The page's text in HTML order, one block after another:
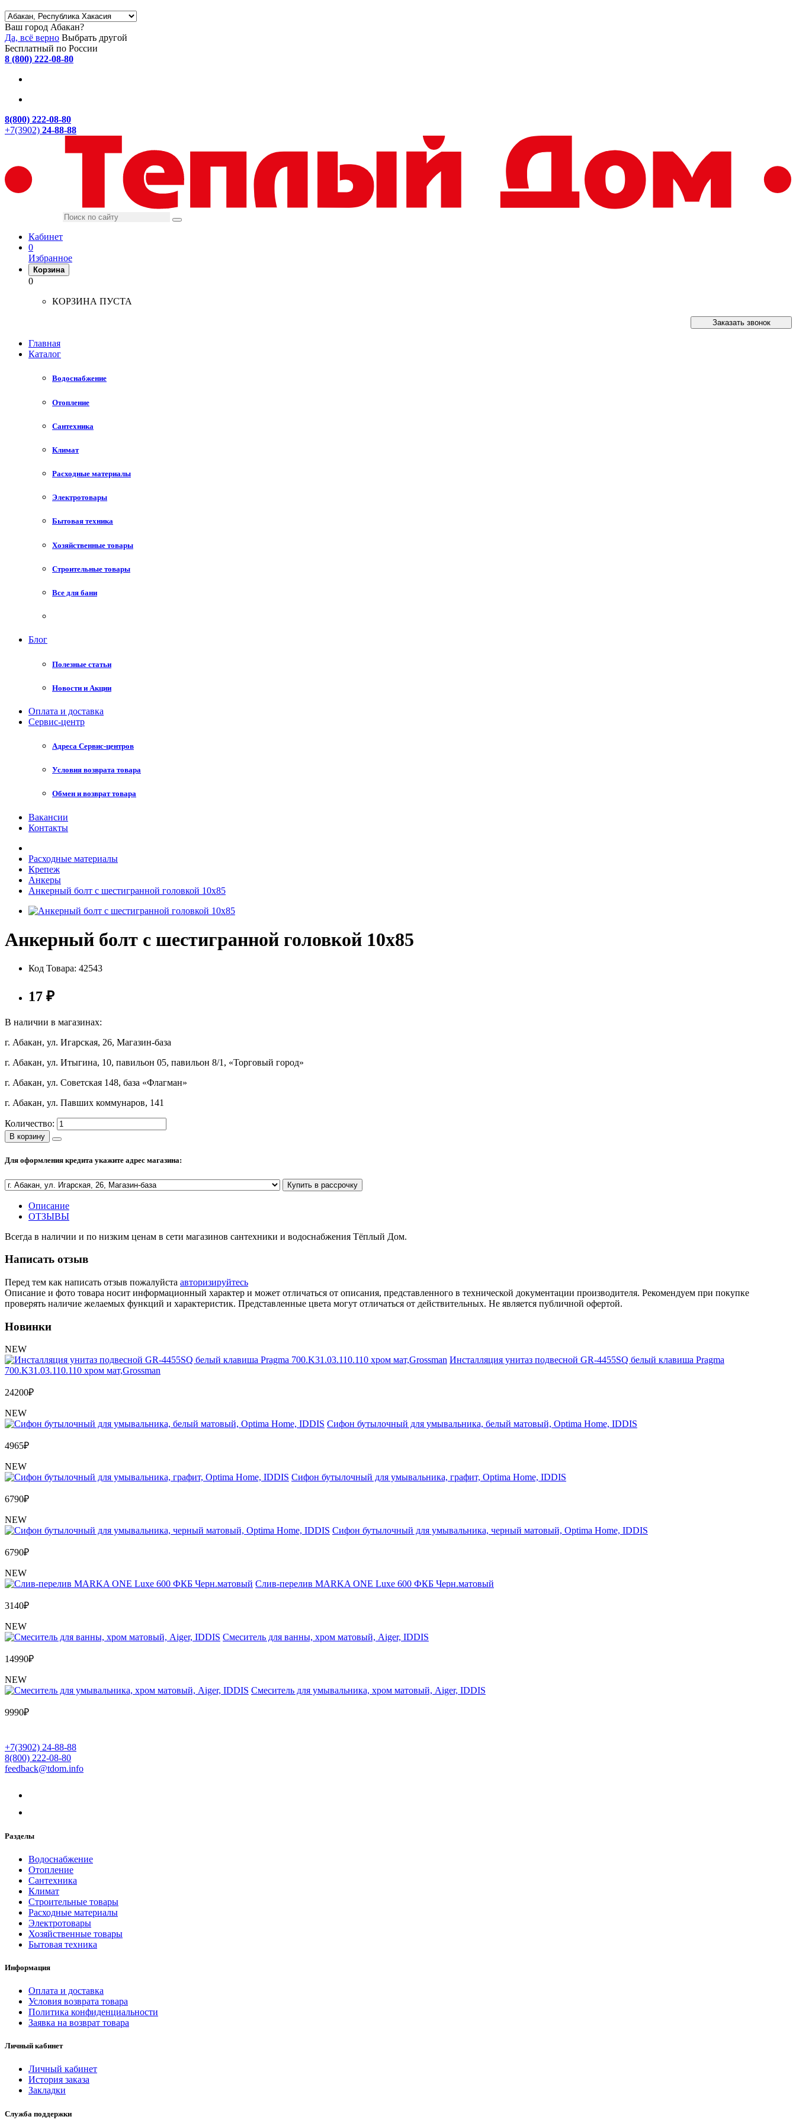
Ваш город Абакан?
Да, всё верно Выбрать другой
Бесплатный по России
8 (800) 222-08-80
8(800) 222-08-80
+7(3902) 24-88-88
Кабинет
0
Избранное
Корзина
0
КОРЗИНА ПУСТА
Заказать звонок
Главная
Каталог
Водоснабжение
Отопление
Сантехника
Климат
Расходные материалы
Электротовары
Бытовая техника
Хозяйственные товары
Строительные товары
Все для бани
Блог
Полезные статьи
Новости и Акции
Оплата и доставка
Сервис-центр
Адреса Сервис-центров
Условия возврата товара
Обмен и возврат товара
Вакансии
Контакты
Расходные материалы
Крепеж
Анкеры
Анкерный болт с шестигранной головкой 10х85
Анкерный болт с шестигранной головкой 10х85
Код Товара: 42543
17 ₽
В наличии в магазинах:
г. Абакан, ул. Игарская, 26, Магазин-база
г. Абакан, ул. Итыгина, 10, павильон 05, павильон 8/1, «Торговый город»
г. Абакан, ул. Советская 148, база «Флагман»
г. Абакан, ул. Павших коммунаров, 141
Количество:
В корзину
Для оформления кредита укажите адрес магазина:
Купить в рассрочку
Описание
ОТЗЫВЫ
Всегда в наличии и по низким ценам в сети магазинов сантехники и водоснабжения Тёплый Дом.
Написать отзыв
Перед тем как написать отзыв пожалуйста авторизируйтесь
Описание и фото товара носит информационный характер и может отличаться от описания, представленного в технической документации производителя. Рекомендуем при покупке
проверять наличие желаемых функций и характеристик. Представленные цвета могут отличаться от действительных. Не является публичной офертой.
Новинки
NEW
Инсталляция унитаз подвесной GR-4455SQ белый клавиша Pragma
700.K31.03.110.110 хром мат,Grossman
24200₽
NEW
Сифон бутылочный для умывальника, белый матовый, Optima Home, IDDIS
4965₽
NEW
Сифон бутылочный для умывальника, графит, Optima Home, IDDIS
6790₽
NEW
Сифон бутылочный для умывальника, черный матовый, Optima Home, IDDIS
6790₽
NEW
Слив-перелив MARKA ONE Luxe 600 ФКБ Черн.матовый
3140₽
NEW
Cмеситель для ванны, хром матовый, Aiger, IDDIS
14990₽
NEW
Cмеситель для умывальника, хром матовый, Aiger, IDDIS
9990₽
+7(3902) 24-88-88
8(800) 222-08-80
feedback@tdom.info
Разделы
Водоснабжение
Отопление
Сантехника
Климат
Строительные товары
Расходные материалы
Электротовары
Хозяйственные товары
Бытовая техника
Информация
Оплата и доставка
Условия возврата товара
Политика конфиденциальности
Заявка на возврат товара
Личный кабинет
Личный кабинет
История заказа
Закладки
Служба поддержки